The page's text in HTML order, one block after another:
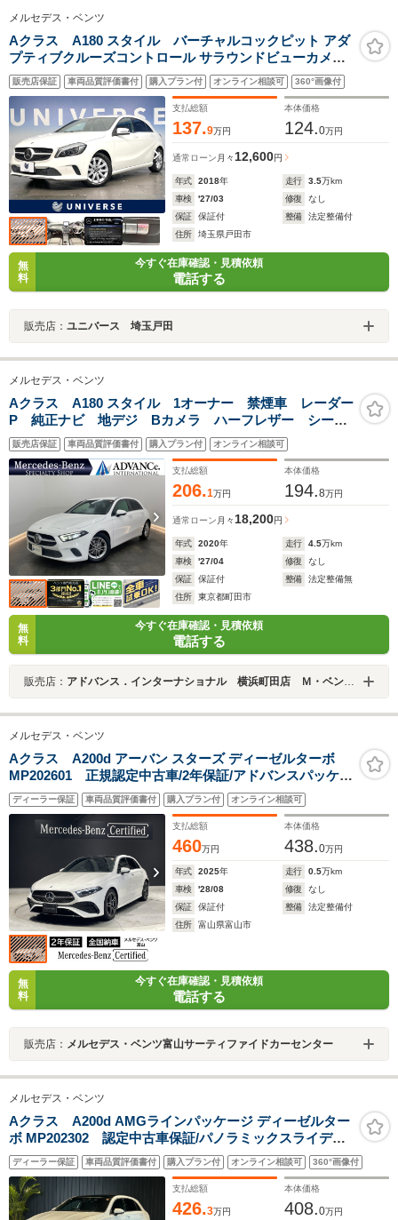
メルセデス・ベンツ
Aクラス A180 スタイル バーチャルコックピット アダ
プティブクルーズコントロール サラウンドビューカメラ
カープレイ パワーシート シートヒーター 電動リアゲート
アドバンスドキー 純正ナビ 地デジTV Bluetooth
販売店保証 車両品質評価書付 購入プラン付 オンライン相談可 360°画像付
支払総額
137.9万円
本体価格
124.0万円
通常ローン 月々12,600円
年式 2018年 走行 3.5万km
車検
'27/03 修復
なし
保証
保証付 整備
法定整備付
住所
埼玉県戸田市
無
料
今すぐ在庫確認・見積依頼
電話する
販売店： ユニバース 埼玉戸田
メルセデス・ベンツ
Aクラス A180 スタイル 1オーナー 禁煙車 レーダー
P 純正ナビ 地デジ Bカメラ ハーフレザー シート
ヒーター パワーシート パドルシフト LED DSRC
Bluetooth PTS キーレスGO 16AW
販売店保証 車両品質評価書付 購入プラン付 オンライン相談可
支払総額
206.1万円
本体価格
194.8万円
通常ローン 月々18,200円
年式 2020年 走行 4.5万km
車検
'27/04 修復
なし
保証
保証付 整備
法定整備無
住所
東京都町田市
無
料
今すぐ在庫確認・見積依頼
電話する
販売店： アドバンス．インターナショナル 横浜町田店 Ｍ・ベンツ専門店
メルセデス・ベンツ
Aクラス A200d アーバン スターズ ディーゼルターボ
MP202601 正規認定中古車/2年保証/アドバンスパッケー
ジ/パノラミックスライディングルーフ/360°カメラシステ
ム/ヘッドアップディスプレイ/ブランドロゴプロジェクタ
ー/アドバンスドサウンドシステム/本革シート
ディーラー保証 車両品質評価書付 購入プラン付 オンライン相談可
支払総額
460万円
本体価格
438.0万円
年式 2025年 走行 0.5万km
車検
'28/08 修復
なし
保証
保証付 整備
法定整備付
住所
富山県富山市
無
料
今すぐ在庫確認・見積依頼
電話する
販売店： メルセデス・ベンツ富山サーティファイドカーセンター
メルセデス・ベンツ
Aクラス A200d AMGラインパッケージ ディーゼルター
ボ MP202302 認定中古車保証/パノラミックスライディ
ングルーフ/AMGラインパッケージ/レーダーセーフティ
パッケージ/アンビエントライト/シートヒーター/メモリー
付パワーシート/ワイヤレスチャージング/MBUX/テレビ/
禁煙車
ディーラー保証 車両品質評価書付 購入プラン付 オンライン相談可 360°画像付
支払総額
426.3万円
本体価格
408.0万円